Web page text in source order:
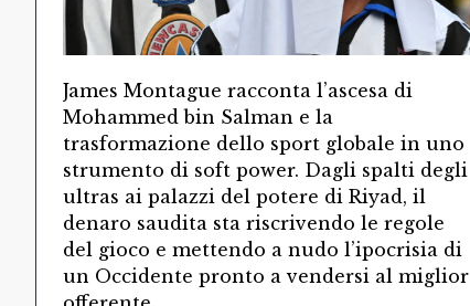
James Montague racconta l’ascesa di
Mohammed bin Salman e la
trasformazione dello sport globale in uno
strumento di soft power. Dagli spalti degli
ultras ai palazzi del potere di Riyad, il
denaro saudita sta riscrivendo le regole
del gioco e mettendo a nudo l’ipocrisia di
un Occidente pronto a vendersi al miglior